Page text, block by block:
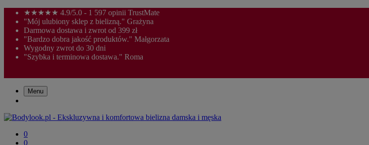
★★★★★ 4.9/5.0 - 1 597 opinii TrustMate
"Mój ulubiony sklep z bielizną." Grażyna
Darmowa dostawa i zwrot od 399 zł
"Bardzo dobra jakość produktów." Małgorzata
Wygodny zwrot do 30 dni
"Szybka i terminowa dostawa." Roma
Menu
0
0